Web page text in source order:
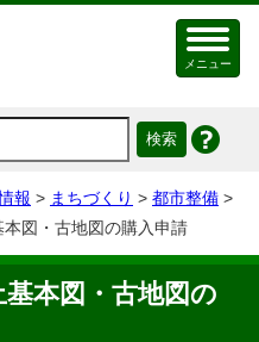
メニュー
報 > まちづくり > 都市整備 >
図・古地図の購入申請
本図・古地図の